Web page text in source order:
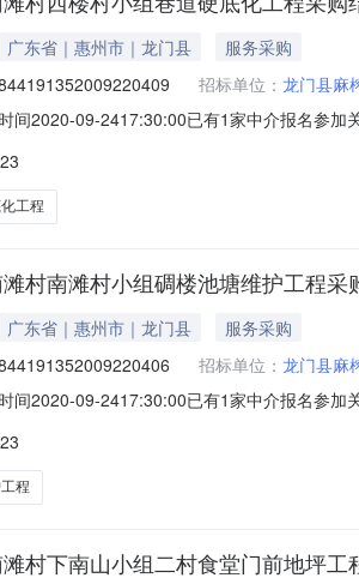
广东省｜惠州市｜龙门县
服务采购
招标单位： 龙门县麻
间2020-09-2417:30:00已有1家中介报名参加
的项目投资总额低于一定限额的中介服务采
工程
村南滩村小组碉楼池塘维护工程
广东省｜惠州市｜龙门县
服务采购
招标单位： 龙门县麻
间2020-09-2417:30:00已有1家中介报名参加
的项目投资总额低于一定限额的中介服务采
程
村下南山小组二村食堂门前地坪